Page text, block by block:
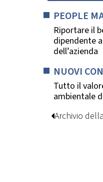
PEOPLE
Riportare il
dipendente
dell’azienda
NUOVI
Tutto il
ambientale
Archivio